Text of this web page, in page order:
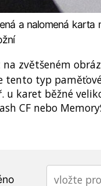
a nalomená karta
na zvětšeném
tento typ
u karet běžné
CF nebo